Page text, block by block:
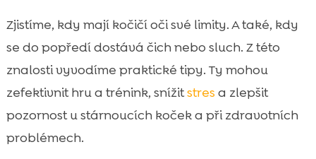
a co ji brzdí
Koťata vs. dospělé kočky vs. senioři: změny
paměti v čase
Kdy zpozornět: zhoršená orientace a
možné zdravotní příčiny
 Jak výživa a denní režim podporují
soustředění a pohodu
Zjistíme, kdy mají kočičí oči své limity. A také, kdy
se do popředí dostává čich nebo sluch. Z této
znalosti vyvodíme praktické tipy. Ty mohou
zefektivnit hru a trénink, snížitstres a zlepšit
pozornost u stárnoucích koček a při zdravotních
problémech.